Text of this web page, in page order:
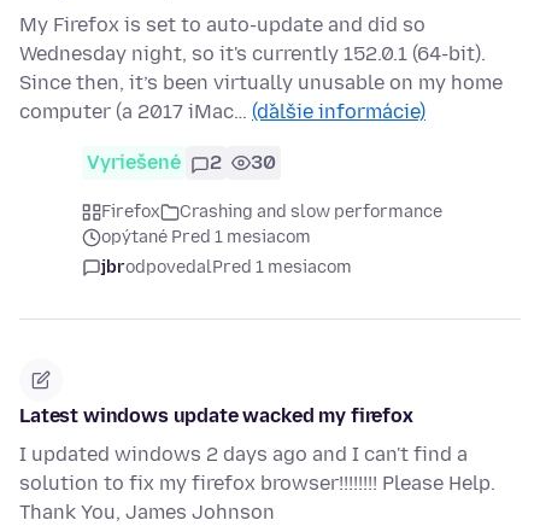
My Firefox is set to auto-update and did so
Wednesday night, so it's currently 152.0.1 (64-bit).
Since then, it’s been virtually unusable on my home
computer (a 2017 iMac… (ďalšie informácie)
Vyriešené 2 30
Firefox
Crashing and slow performance
opýtané Pred 1 mesiacom
jbrodpovedalPred 1 mesiacom
Latest windows update wacked my firefox
I updated windows 2 days ago and I can't find a
solution to fix my firefox browser!!!!!!!! Please Help.
Thank You, James Johnson